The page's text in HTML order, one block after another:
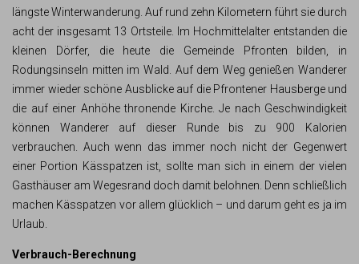
längste Winterwanderung. Auf rund zehn Kilometern führt sie durch
acht der insgesamt 13 Ortsteile. Im Hochmittelalter entstanden die
kleinen Dörfer, die heute die Gemeinde Pfronten bilden, in
Rodungsinseln mitten im Wald. Auf dem Weg genießen Wanderer
immer wieder schöne Ausblicke auf die Pfrontener Hausberge und
die auf einer Anhöhe thronende Kirche. Je nach Geschwindigkeit
können Wanderer auf dieser Runde bis zu 900 Kalorien
verbrauchen. Auch wenn das immer noch nicht der Gegenwert
einer Portion Kässpatzen ist, sollte man sich in einem der vielen
Gasthäuser am Wegesrand doch damit belohnen. Denn schließlich
machen Kässpatzen vor allem glücklich – und darum geht es ja im
Urlaub.
Verbrauch-Berechnung